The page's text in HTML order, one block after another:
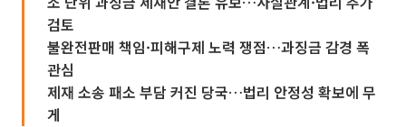
검토
불완전판매 책임·피해구제 노력 쟁점…과징금 감경 폭
관심
제재 소송 패소 부담 커진 당국…법리 안정성 확보에 무
게